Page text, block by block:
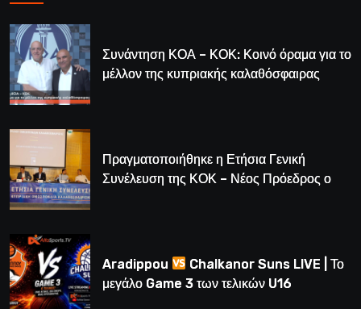
Συνάντηση ΚΟΑ – ΚΟΚ: Κοινό όραμα για το
μέλλον της κυπριακής καλαθόσφαιρας
Πραγματοποιήθηκε η Ετήσια Γενική
Συνέλευση της ΚΟΚ – Νέος Πρόεδρος ο
Aradippou
Chalkanor Suns LIVE | Το
μεγάλο Game 3 των τελικών U16